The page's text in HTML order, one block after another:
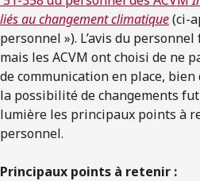
liés au changement climatique(ci-
personnel »). L’avis du
mais les ACVM ont choisi de ne
de communication en place, bien
la possibilité de changements
lumière les principaux points à
personnel.
Principaux points à retenir :